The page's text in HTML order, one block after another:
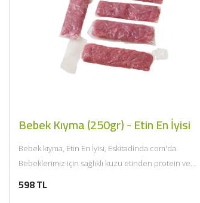
Bebek Kıyma (250gr) - Etin En İyisi
Bebek kıyma, Etin En İyisi, Eskitadinda.com'da.
Bebeklerimiz için sağlıklı kuzu etinden protein ve
598 TL